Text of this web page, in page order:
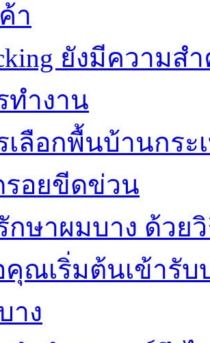
า
ยังมีความ
ทำงาน
เลือกพื้นบ้านกร
รอยขีดข่วน
กษาผมบาง ด้วย
คุณเริ่มต้นเข้ารั
าง